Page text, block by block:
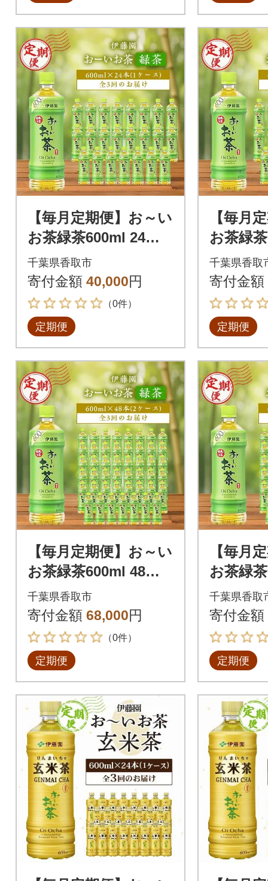
【毎月定期便】お～い
お茶緑茶600ml 24本(1
ケース)伊藤園全3回
千葉県香取市
寄付金額 40,000円
（0件）
定期便
【毎月
お茶緑
ケース)
千葉県香取
寄付金額
定期便
【毎月定期便】お～い
お茶緑茶600ml 48本(2
ケース)伊藤園全3回
千葉県香取市
寄付金額 68,000円
（0件）
定期便
【毎月
お茶緑
ケース)
千葉県香取
寄付金額
定期便